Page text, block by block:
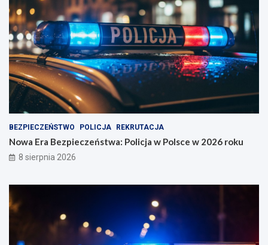
BEZPIECZEŃSTWO POLICJA REKRUTACJA
Nowa Era Bezpieczeństwa: Policja w Polsce w 2026 roku
8 sierpnia 2026